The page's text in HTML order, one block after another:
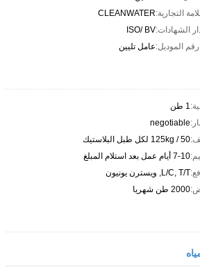
التجارية:CLEANWATER
الشهادات:ISO/ BV
رقم الموديل:عامل تليين
1 طن
negotiable
50 / 125kg لكل طبل البلاستيك
7-10 أيام عمل بعد استلام المبلغ
L/C, T/T, ويسترن يونيون
2000 طن شهريا